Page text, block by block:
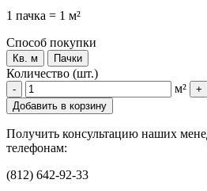
1 пачка = 1 м²
Способ покупки
Кв. м Пачки
Количество (шт.)
- м²
+
Добавить в корзину
Получить консультацию наших
телефонам:
(812) 642-92-33